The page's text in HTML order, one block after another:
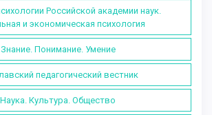
Российской академии наук.
и экономическая психология
Знание. Понимание. Умение
педагогический вестник
Наука. Культура. Общество